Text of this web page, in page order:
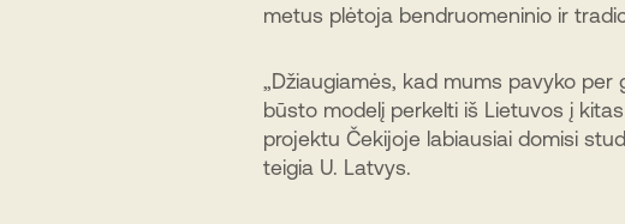
metus plėtoja bendruomeninio ir
„Džiaugiamės, kad mums pavyko
būsto modelį perkelti iš Lietuvos į
projektu Čekijoje labiausiai domisi
teigia U. Latvys.